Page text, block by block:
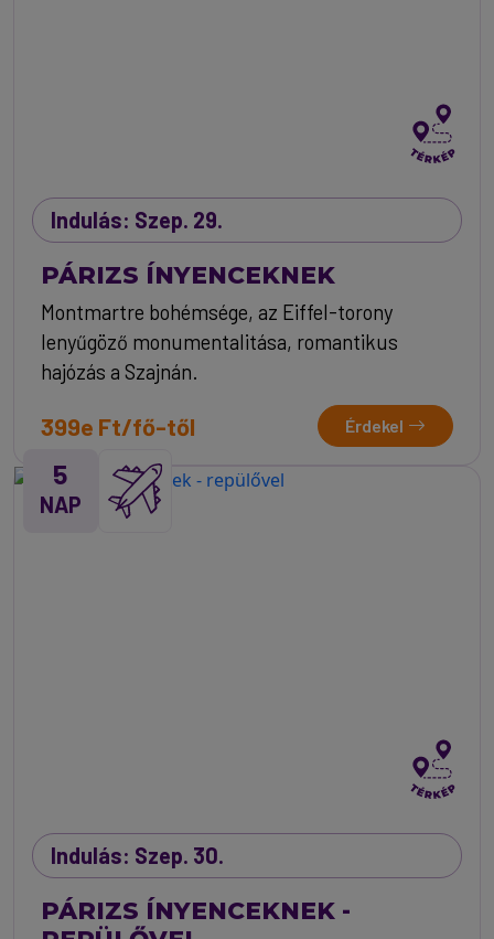
Indulás: Szep. 29.
PÁRIZS ÍNYENCEKNEK
Montmartre bohémsége, az Eiffel-torony
lenyűgöző monumentalitása, romantikus
hajózás a Szajnán.
399e Ft/fő-től Érdekel
5
NAP
Indulás: Szep. 30.
PÁRIZS ÍNYENCEKNEK -